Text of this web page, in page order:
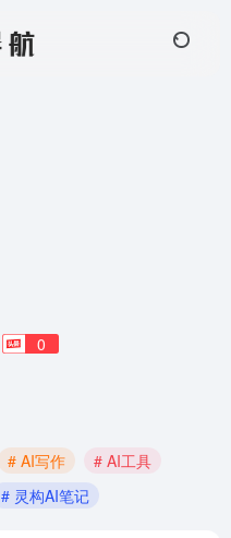
0
# AI写作
# AI工具
# 灵构AI笔记